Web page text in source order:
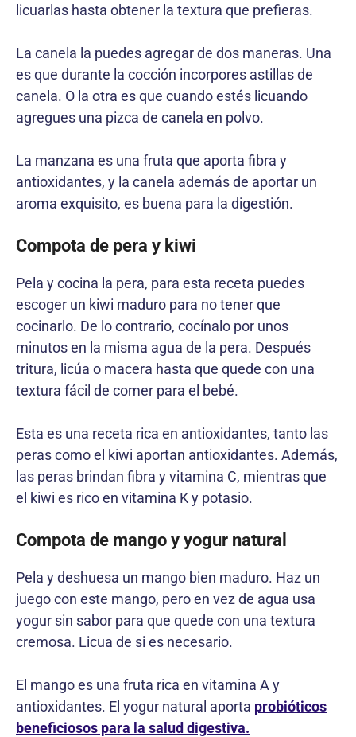
licuarlas hasta obtener la textura que prefieras.
La canela la puedes agregar de dos maneras. Una
es que durante la cocción incorpores astillas de
canela. O la otra es que cuando estés licuando
agregues una pizca de canela en polvo.
La manzana es una fruta que aporta fibra y
antioxidantes, y la canela además de aportar un
aroma exquisito, es buena para la digestión.
Compota de pera y kiwi
Pela y cocina la pera, para esta receta puedes
escoger un kiwi maduro para no tener que
cocinarlo. De lo contrario, cocínalo por unos
minutos en la misma agua de la pera. Después
tritura, licúa o macera hasta que quede con una
textura fácil de comer para el bebé.
Esta es una receta rica en antioxidantes, tanto las
peras como el kiwi aportan antioxidantes. Además,
las peras brindan fibra y vitamina C, mientras que
el kiwi es rico en vitamina K y potasio.
Compota de mango y yogur natural
Pela y deshuesa un mango bien maduro. Haz un
juego con este mango, pero en vez de agua usa
yogur sin sabor para que quede con una textura
cremosa. Licua de si es necesario.
El mango es una fruta rica en vitamina A y
antioxidantes. El yogur natural aporta probióticos
beneficiosos para la salud digestiva.